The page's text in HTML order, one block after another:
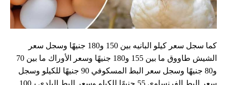
كما سجل سعر كيلو البانيه بين 150 و180 جنيهًا وسجل سعر
الشيش طاووق ما بين 155 و180 جنيهًا وسعر الأوراك ما بين 70
و80 جنيهًا وسجل سعر البط المسكوفي 90 جنيهًا للكيلو وسجل
سعر البط الفرنساوي 55 جنيهًا للكيلو وسعر البط البلدي بـ100